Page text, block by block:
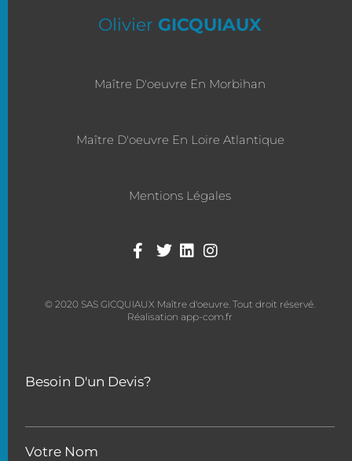
Olivier GICQUIAUX
Maître D'oeuvre En Morbihan
Maître D'oeuvre En Loire Atlantique
Mentions Légales
© 2020 SAS GICQUIAUX Maître d'oeuvre. Tout droit réservé.
Réalisation app-com.fr
Besoin D'un Devis?
Votre Nom